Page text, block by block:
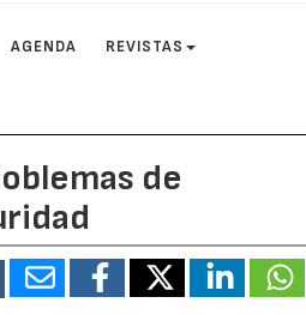
AGENDA REVISTAS
de